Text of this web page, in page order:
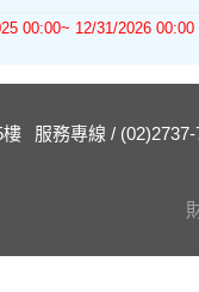
00:00~ 12/31/2026 00:00
樓 服務專線 / (02)2737-